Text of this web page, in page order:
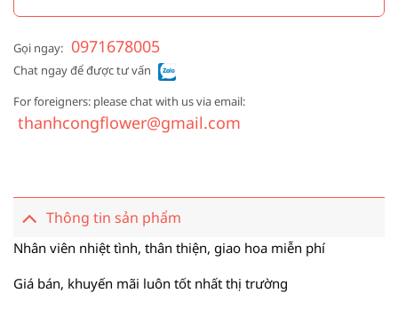
Gọi ngay: 0971678005
Chat ngay để được tư vấn
For foreigners: please chat with us via email:
thanhcongflower@gmail.com
Thông tin sản phẩm
Nhân viên nhiệt tình, thân thiện, giao hoa miễn phí
Giá bán, khuyến mãi luôn tốt nhất thị trường